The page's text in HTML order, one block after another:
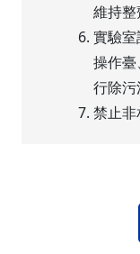
維持
實驗
操作
行除
禁止